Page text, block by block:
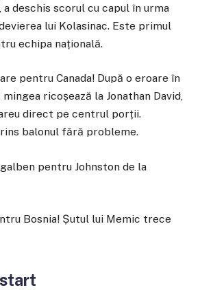
a deschis scorul cu capul în urma
lui Kolasinac. Este primul
echipa națională.
pentru Canada! După o eroare în
ricoșează la Jonathan David,
direct pe centrul porții.
balonul fără probleme.
pentru Johnston de la
Bosnia! Șutul lui Memic trece